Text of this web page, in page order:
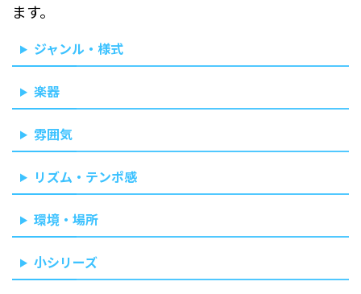
ます。
ジャンル・様式
楽器
雰囲気
リズム・テンポ感
環境・場所
小シリーズ